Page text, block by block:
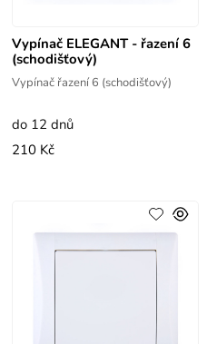
Vypínač ELEGANT - řazení 6
(schodišťový)
Vypínač řazení 6 (schodišťový)
do 12 dnů
210 Kč